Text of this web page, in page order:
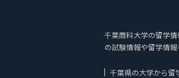
千葉商科大学の留学
の試験情報や留学情
千葉県の大学から留